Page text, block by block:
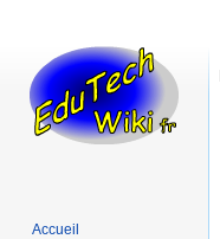
Accueil